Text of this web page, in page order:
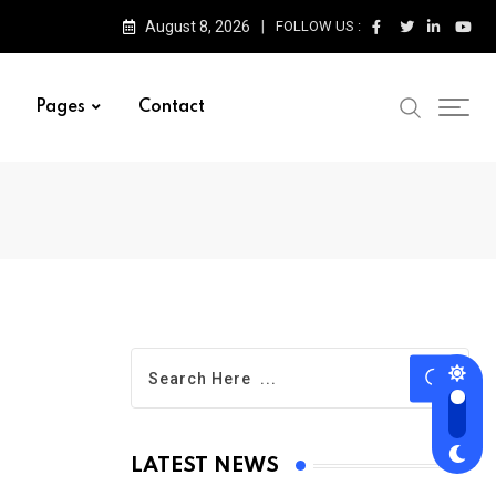
August 8, 2026 FOLLOW US :
Pages Contact
LATEST NEWS